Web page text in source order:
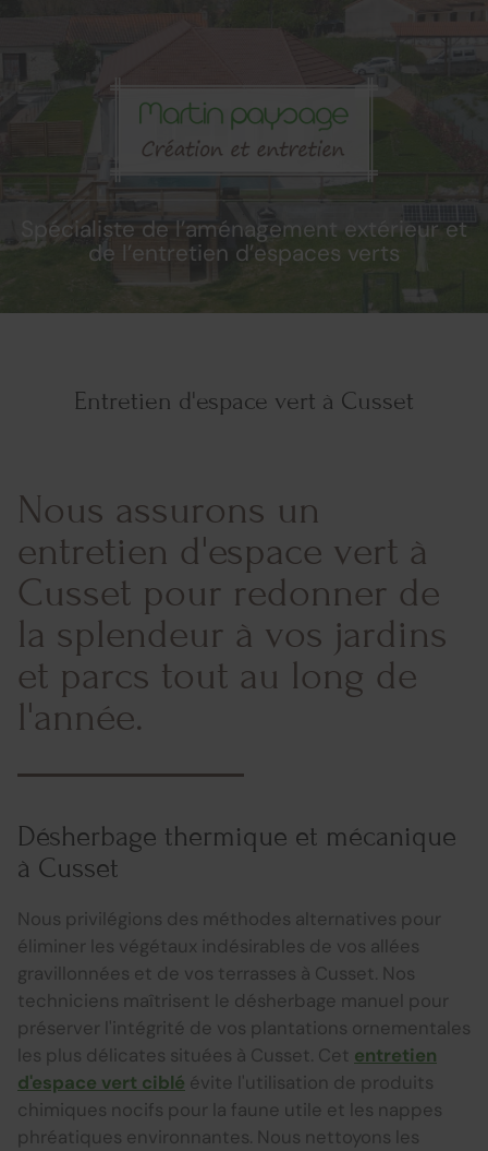
Spécialiste de l’aménagement extérieur et
de l’entretien d’espaces verts
Entretien d'espace vert à Cusset
Nous assurons un
entretien d'espace vert à
Cusset pour redonner de
la splendeur à vos jardins
et parcs tout au long de
l'année.
Désherbage thermique et mécanique
à Cusset
Nous privilégions des méthodes alternatives pour
éliminer les végétaux indésirables de vos allées
gravillonnées et de vos terrasses à Cusset. Nos
techniciens maîtrisent le désherbage manuel pour
préserver l'intégrité de vos plantations ornementales
les plus délicates situées à Cusset. Cet entretien
d'espace vert ciblé évite l'utilisation de produits
chimiques nocifs pour la faune utile et les nappes
phréatiques environnantes. Nous nettoyons les